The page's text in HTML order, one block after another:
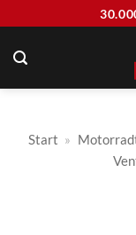
springen
Start »